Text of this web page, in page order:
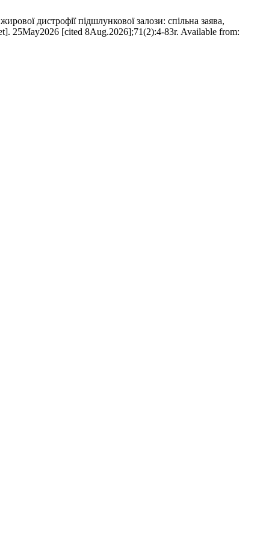
дистрофії підшлункової залози: спільна заява,
25May2026 [cited 8Aug.2026];71(2):4-83r. Available from: